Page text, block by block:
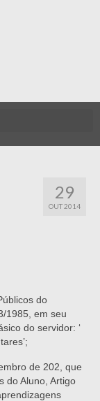
29
OUT 2014
do
1985, em seu
do servidor: ‘
de 202, que
do Aluno, Artigo